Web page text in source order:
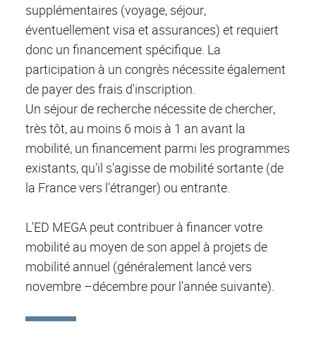
supplémentaires (voyage, séjour,
éventuellement visa et assurances) et requiert
donc un financement spécifique. La
participation à un congrès nécessite également
de payer des frais d'inscription.
Un séjour de recherche nécessite de chercher,
très tôt, au moins 6 mois à 1 an avant la
mobilité, un financement parmi les programmes
existants, qu'il s'agisse de mobilité sortante (de
la France vers l'étranger) ou entrante.
L'ED MEGA peut contribuer à financer votre
mobilité au moyen de son appel à projets de
mobilité annuel (généralement lancé vers
novembre –décembre pour l'année suivante).